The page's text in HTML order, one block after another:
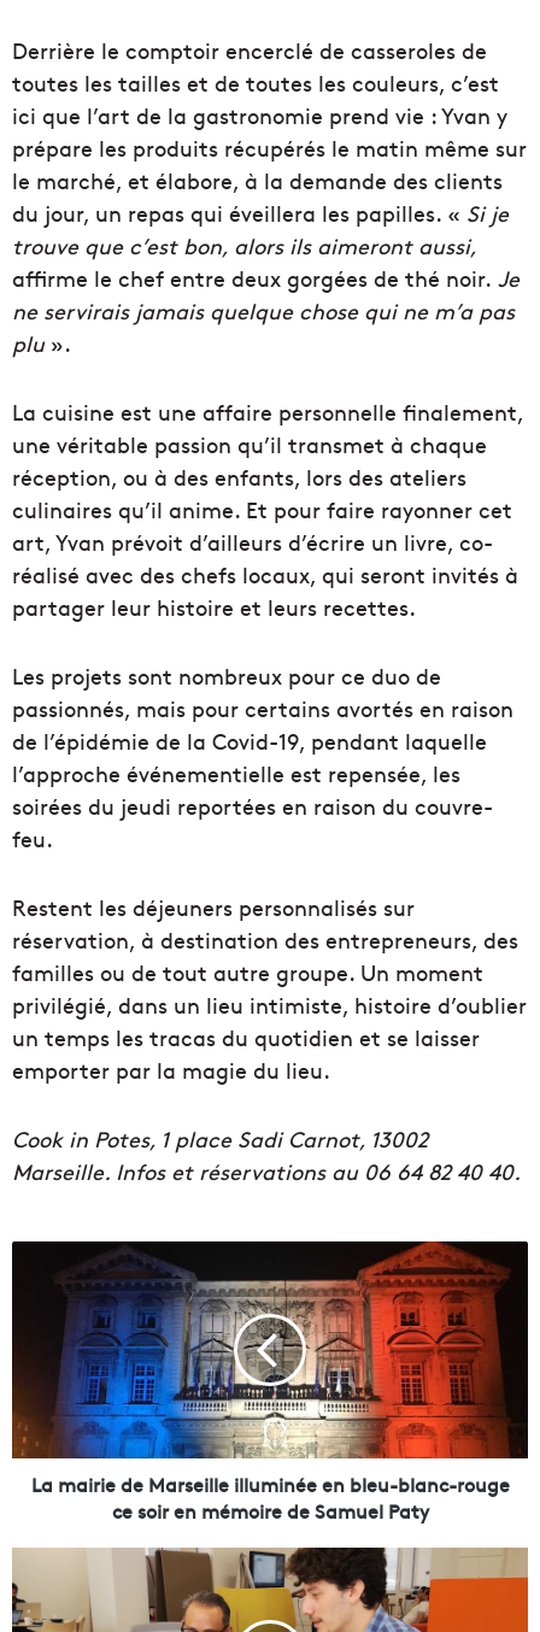
Derrière le comptoir encerclé de casseroles de
toutes les tailles et de toutes les couleurs, c’est
ici que l’art de la gastronomie prend vie : Yvan y
prépare les produits récupérés le matin même sur
le marché, et élabore, à la demande des clients
du jour, un repas qui éveillera les papilles. « Si je
trouve que c’est bon, alors ils aimeront aussi,
affirme le chef entre deux gorgées de thé noir. Je
ne servirais jamais quelque chose qui ne m’a pas
plu ».
La cuisine est une affaire personnelle finalement,
une véritable passion qu’il transmet à chaque
réception, ou à des enfants, lors des ateliers
culinaires qu’il anime. Et pour faire rayonner cet
art, Yvan prévoit d’ailleurs d’écrire un livre, co-
réalisé avec des chefs locaux, qui seront invités à
partager leur histoire et leurs recettes.
Les projets sont nombreux pour ce duo de
passionnés, mais pour certains avortés en raison
de l’épidémie de la Covid-19, pendant laquelle
l’approche événementielle est repensée, les
soirées du jeudi reportées en raison du couvre-
feu.
Restent les déjeuners personnalisés sur
réservation, à destination des entrepreneurs, des
familles ou de tout autre groupe. Un moment
privilégié, dans un lieu intimiste, histoire d’oublier
un temps les tracas du quotidien et se laisser
emporter par la magie du lieu.
Cook in Potes, 1 place Sadi Carnot, 13002
Marseille. Infos et réservations au 06 64 82 40 40.
e
d
s
e
La mairie de Marseille illuminée en bleu-blanc-rouge
ce soir en mémoire de Samuel Paty
'
A